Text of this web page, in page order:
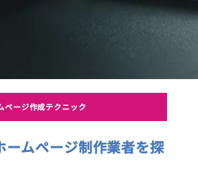
ページ作成テクニック
ームページ制作業者を探